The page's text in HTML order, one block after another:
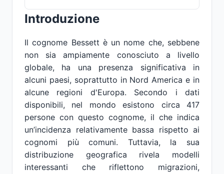
Introduzione
Il cognome Bessett è un nome che, sebbene
non sia ampiamente conosciuto a livello
globale, ha una presenza significativa in
alcuni paesi, soprattutto in Nord America e in
alcune regioni d'Europa. Secondo i dati
disponibili, nel mondo esistono circa 417
persone con questo cognome, il che indica
un’incidenza relativamente bassa rispetto ai
cognomi più comuni. Tuttavia, la sua
distribuzione geografica rivela modelli
interessanti che riflettono migrazioni,